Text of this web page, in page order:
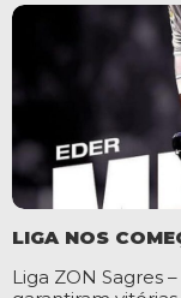
LIGA NOS
Liga ZON Sagres